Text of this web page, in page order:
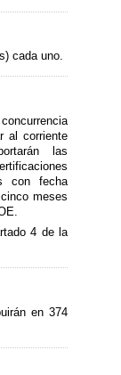
cada uno.
al corriente
las
con fecha
meses
4 de la
en 374